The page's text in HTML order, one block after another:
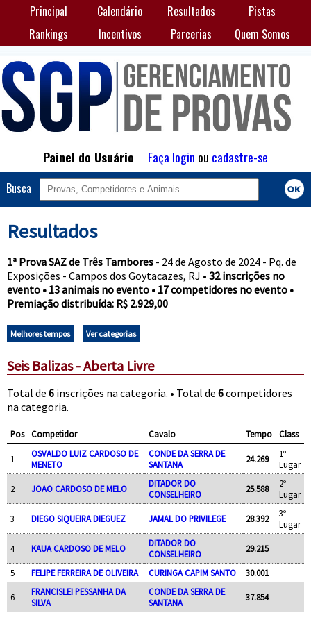
Principal Calendário Resultados
Pistas
Rankings
Incentivos Parcerias Quem Somos
Painel do Usuário Faça login ou cadastre-se
Busca
Resultados
1ª Prova SAZ de Três Tambores- 24 de Agosto de 2024 - Pq. de
Exposições - Campos dos Goytacazes, RJ • 32 inscrições no
evento • 13 animais no evento • 17 competidores no evento •
Premiação distribuída: R$ 2.929,00
Melhores tempos Ver categorias
Seis Balizas - Aberta Livre
Total de 6inscrições na categoria. • Total de 6competidores
na categoria.
Pos Competidor Cavalo Tempo Class
1
OSVALDO LUIZ CARDOSO DE
MENETO
CONDE DA SERRA DE
SANTANA
24.269
1º
Lugar
2 JOAO CARDOSO DE MELO
DITADOR DO
CONSELHEIRO
25.588
2º
Lugar
3 DIEGO SIQUEIRA DIEGUEZ JAMAL DO PRIVILEGE 28.392
3º
Lugar
4 KAUA CARDOSO DE MELO
DITADOR DO
CONSELHEIRO
29.215
5 FELIPE FERREIRA DE OLIVEIRA CURINGA CAPIM SANTO 30.001
6
FRANCISLEI PESSANHA DA
SILVA
CONDE DA SERRA DE
SANTANA
37.854